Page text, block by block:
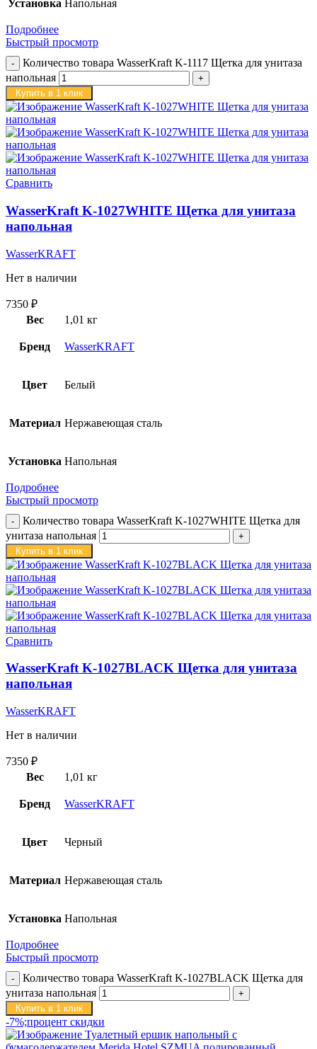
Установка Напольная
Подробнее
Быстрый просмотр
Количество товара WasserKraft K-1117 Щетка для унитаза
напольная
Купить в 1 клик
Сравнить
WasserKraft K-1027WHITE Щетка для унитаза
напольная
WasserKRAFT
Нет в наличии
7350 ₽
Вес
1,01 кг
Бренд WasserKRAFT
Цвет Белый
Материал Нержавеющая сталь
Установка Напольная
Подробнее
Быстрый просмотр
Количество товара WasserKraft K-1027WHITE Щетка для
унитаза напольная
Купить в 1 клик
Сравнить
WasserKraft K-1027BLACK Щетка для унитаза
напольная
WasserKRAFT
Нет в наличии
7350 ₽
Вес
1,01 кг
Бренд WasserKRAFT
Цвет Черный
Материал Нержавеющая сталь
Установка Напольная
Подробнее
Быстрый просмотр
Количество товара WasserKraft K-1027BLACK Щетка для
унитаза напольная
Купить в 1 клик
-7%;процент скидки